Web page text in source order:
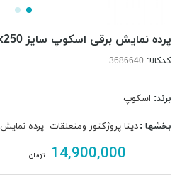
پرده نمایش برقی اسکوپ سایز 250x250
کدکالا:
برند: اسکوپ
بخشها :دیتا پروژکتور ومتعلقات پرده نمایش
14,900,000 تومان